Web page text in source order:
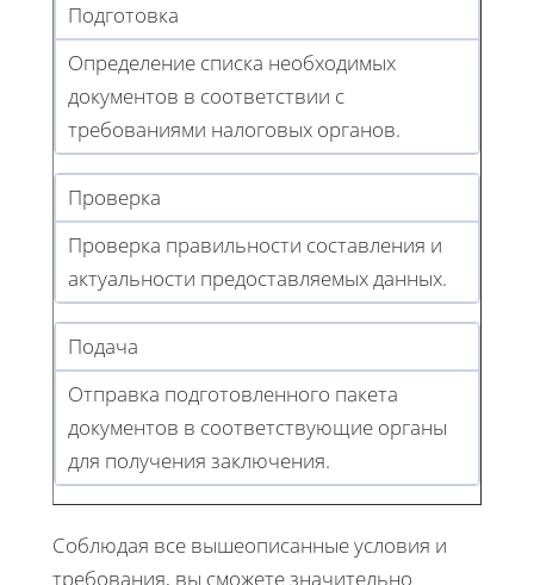
Подготовка
Определение списка необходимых
документов в соответствии с
требованиями налоговых органов.
Проверка
Проверка правильности составления и
актуальности предоставляемых данных.
Подача
Отправка подготовленного пакета
документов в соответствующие органы
для получения заключения.
Соблюдая все вышеописанные условия и
требования, вы сможете значительно